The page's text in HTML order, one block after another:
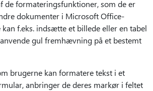
de formateringsfunktioner, som de er
dokumenter i Microsoft Office-
kan f.eks. indsætte et billede eller en tabel
gul fremhævning på et bestemt
brugerne kan formatere tekst i et
anbringer de deres markør i feltet